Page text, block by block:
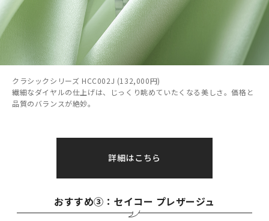
クラシックシリーズ HCC002J (132,000円)
繊細なダイヤルの仕上げは、じっくり眺めていたくなる美しさ。価格と
品質のバランスが絶妙。
詳細はこちら
おすすめ③：セイコー プレザージュ